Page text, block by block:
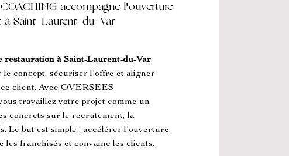
accompagne l'ouverture
à Saint-Laurent-du-Var
restauration à Saint-Laurent-du-Var
concept, sécuriser l’offre et aligner
client. Avec OVERSEES
travaillez votre projet comme un
concrets sur le recrutement, la
Le but est simple : accélérer l’ouverture
les franchisés et convainc les clients.